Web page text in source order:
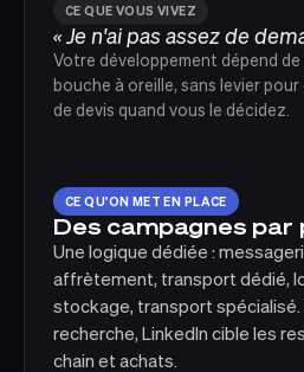
CE QUE VOUS VIVEZ
« Je n'ai pas assez de
Votre développement dépend
bouche à oreille, sans levier
de devis quand vous le décidez.
CE QU'ON MET EN PLACE
Des campagnes
Une logique dédiée :
affrètement, transport dédié,
stockage, transport
recherche, LinkedIn cible les
chain et achats.